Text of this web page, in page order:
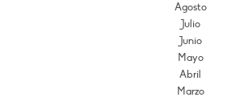
Agosto
Julio
Junio
Mayo
Abril
Marzo